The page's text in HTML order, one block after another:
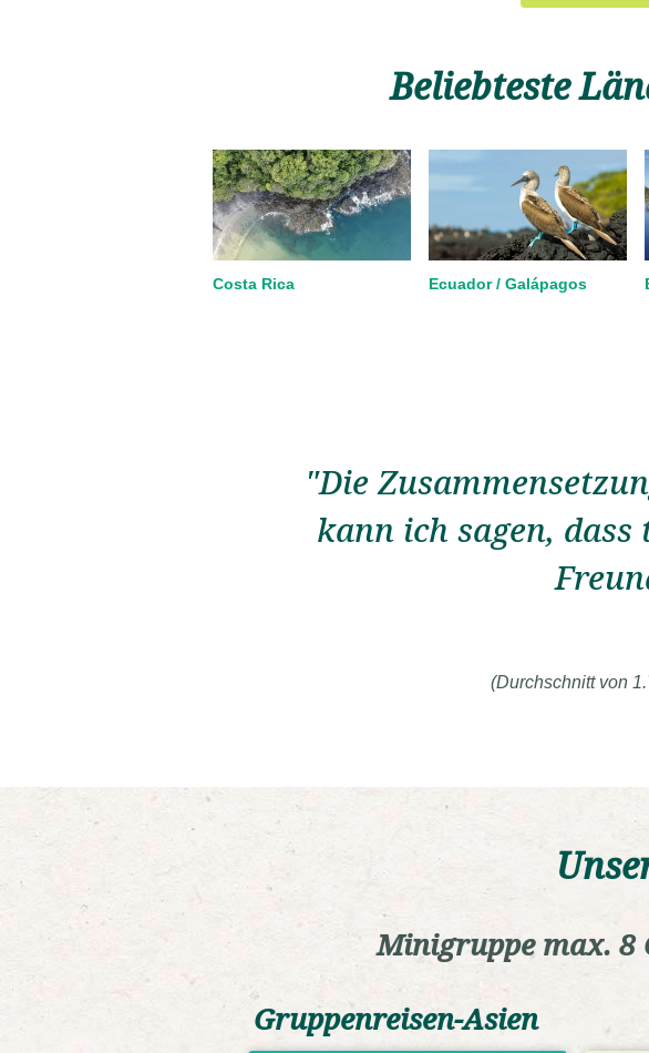
Beliebteste
Costa Rica Ecuador / Galápagos
"Die
kann ich sagen,
(Durchschnitt von
Minigruppe max. 8
Gruppenreisen-Asien